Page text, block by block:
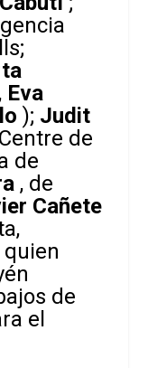
, Eva
); Judit
de
de
, de
Cañete
de
el